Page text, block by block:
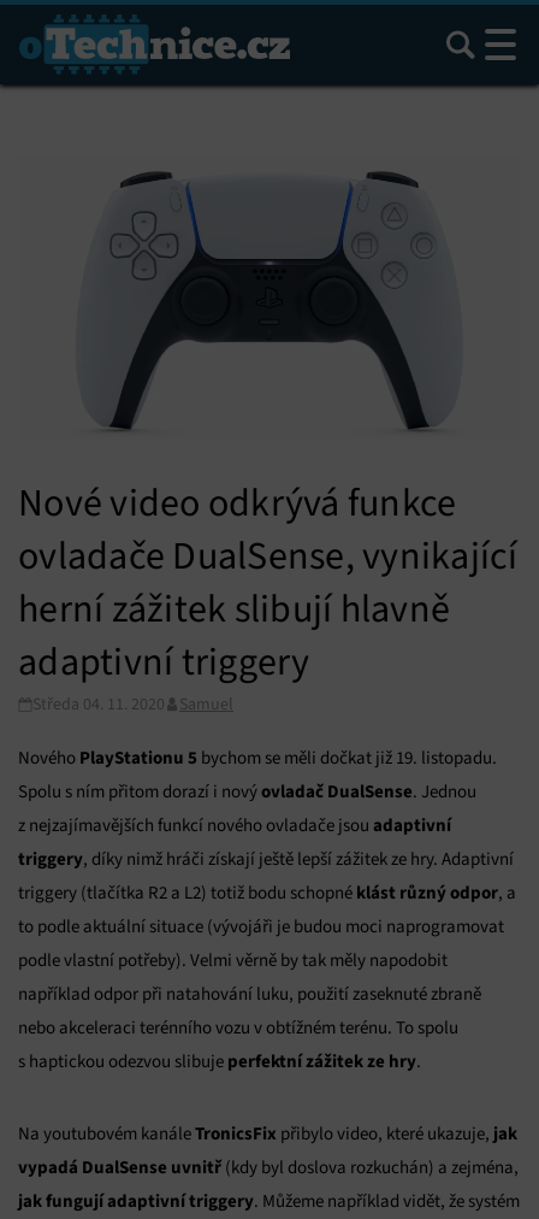
Hledat
Nové video odkrývá funkce
ovladače DualSense, vynikající
herní zážitek slibují hlavně
adaptivní triggery
Středa 04. 11. 2020 Samuel
Nového PlayStationu 5 bychom se měli dočkat již 19. listopadu.
Spolu s ním přitom dorazí i novýovladač DualSense. Jednou
z nejzajímavějších funkcí nového ovladače jsou adaptivní
triggery, díky nimž hráči získají ještě lepší zážitek ze hry. Adaptivní
triggery (tlačítka R2 a L2) totiž bodu schopné klást různý odpor, a
to podle aktuální situace (vývojáři je budou moci naprogramovat
podle vlastní potřeby). Velmi věrně by tak měly napodobit
například odpor při natahování luku, použití zaseknuté zbraně
nebo akceleraci terénního vozu v obtížném terénu. To spolu
s haptickou odezvou slibuje perfektní zážitek ze hry.
Na youtubovém kanáleTronicsFix přibylo video, které ukazuje, jak
vypadá DualSense uvnitř (kdy byl doslova rozkuchán) a zejména,
jak fungují adaptivní triggery. Můžeme například vidět, že systém